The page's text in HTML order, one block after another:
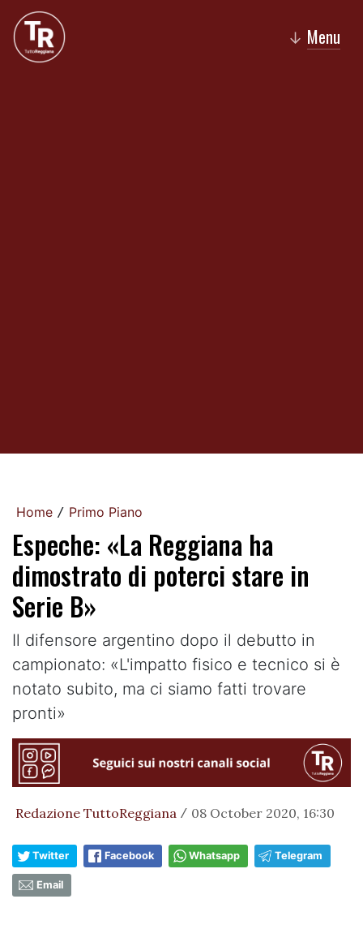
↓ Menu
Home / Primo Piano
Espeche: «La Reggiana ha
dimostrato di poterci stare in
Serie B»
Il difensore argentino dopo il debutto in
campionato: «L'impatto fisico e tecnico si è
notato subito, ma ci siamo fatti trovare
pronti»
Redazione TuttoReggiana / 08 October 2020, 16:30
Twitter Facebook Whatsapp Telegram
Email